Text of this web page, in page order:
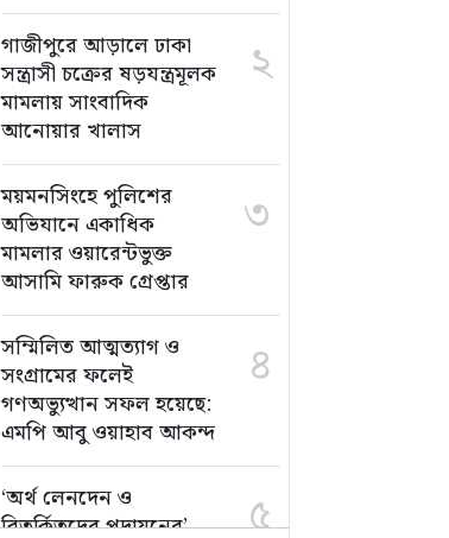
গাজীপুরে আড়ালে ঢাকা
সন্ত্রাসী চক্রের ষড়যন্ত্রমূলক
মামলায় সাংবাদিক
আনোয়ার খালাস
২
ময়মনসিংহে পুলিশের
অভিযানে একাধিক
মামলার ওয়ারেন্টভুক্ত
আসামি ফারুক গ্রেপ্তার
৩
সম্মিলিত আত্মত্যাগ ও
সংগ্রামের ফলেই
গণঅভ্যুত্থান সফল হয়েছে:
এমপি আবু ওয়াহাব আকন্দ
৪
‘অর্থ লেনদেন ও
বিতর্কিতদের পদায়নের’
৫